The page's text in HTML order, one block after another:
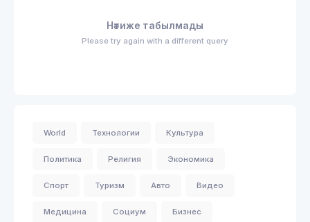
Нәтиже табылмады
Please try again with a different query
World Технологии Культура
Политика Религия Экономика
Спорт Туризм Авто Видео
Медицина Социум Бизнес